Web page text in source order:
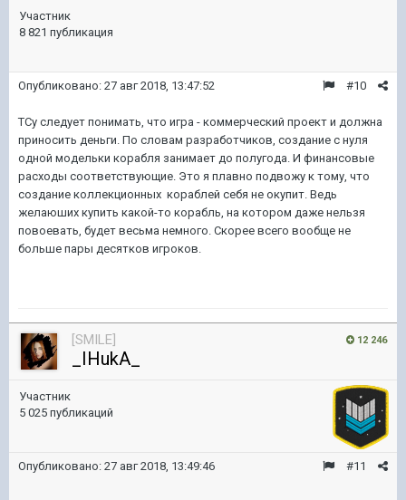
Участник
8 821 публикация
#10
Опубликовано: 27 авг 2018, 13:47:52
ТСу следует понимать, что игра - коммерческий проект и должна
приносить деньги. По словам разработчиков, создание с нуля
одной модельки корабля занимает до полугода. И финансовые
расходы соответствующие. Это я плавно подвожу к тому, что
создание коллекционных кораблей себя не окупит. Ведь
желаюших купить какой-то корабль, на котором даже нельзя
повоевать, будет весьма немного. Скорее всего вообще не
больше пары десятков игроков.
12 246
[SMILE]
_IHukA_
Участник
5 025 публикаций
#11
Опубликовано: 27 авг 2018, 13:49:46